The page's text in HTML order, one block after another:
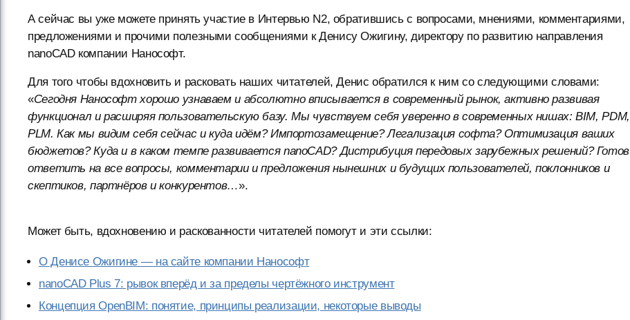
А сейчас вы уже можете принять участие в Интервью N2, обратившись с вопросами, мнениями, комментариями,
предложениями и прочими полезными сообщениями к Денису Ожигину, директору по развитию направления
nanoCAD компании Нанософт.
Для того чтобы вдохновить и расковать наших читателей, Денис обратился к ним со следующими словами:
«Сегодня Нанософт хорошо узнаваем и абсолютно вписывается в современный рынок, активно развивая
функционал и расширяя пользовательскую базу. Мы чувствуем себя уверенно в современных нишах: BIM, PDM,
PLM. Как мы видим себя сейчас и куда идём? Импортозамещение? Легализация софта? Оптимизация ваших
бюджетов? Куда и в каком темпе развивается nanoCAD? Дистрибуция передовых зарубежных решений? Готов
ответить на все вопросы, комментарии и предложения нынешних и будущих пользователей, поклонников и
скептиков, партнёров и конкурентов…».
Может быть, вдохновению и раскованности читателей помогут и эти ссылки:
О Денисе Ожигине — на сайте компании Нанософт
nanoCAD Plus 7: рывок вперёд и за пределы чертёжного инструмент
Концепция OpenBIM: понятие, принципы реализации, некоторые выводы